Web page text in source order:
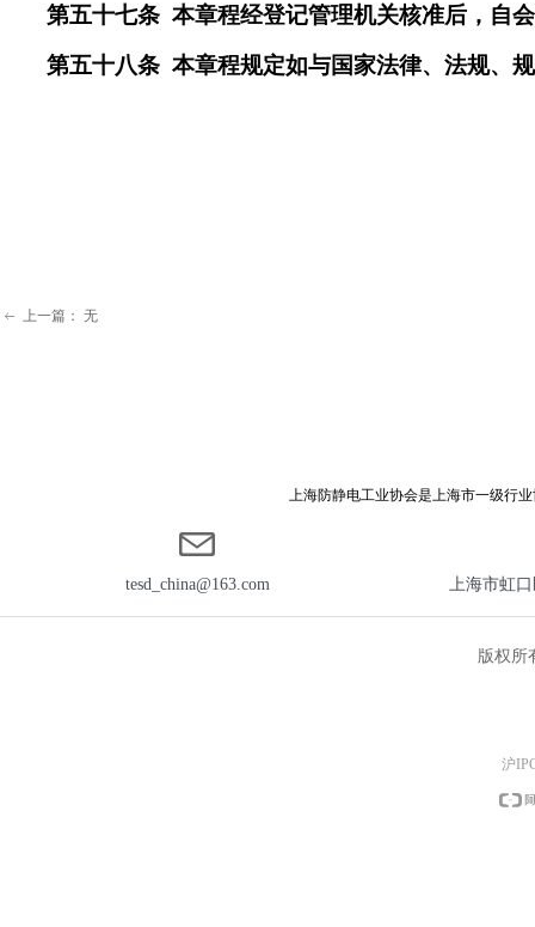
第五十七条 本章程经登记管理机关核准后，自
第五十八条 本章程规定如与国家法律、法规、
ꂃ 上一篇： 无
上海防静电工业协会是上海市一级行
版权所
tesd_china@163.com 上海市虹口
沪